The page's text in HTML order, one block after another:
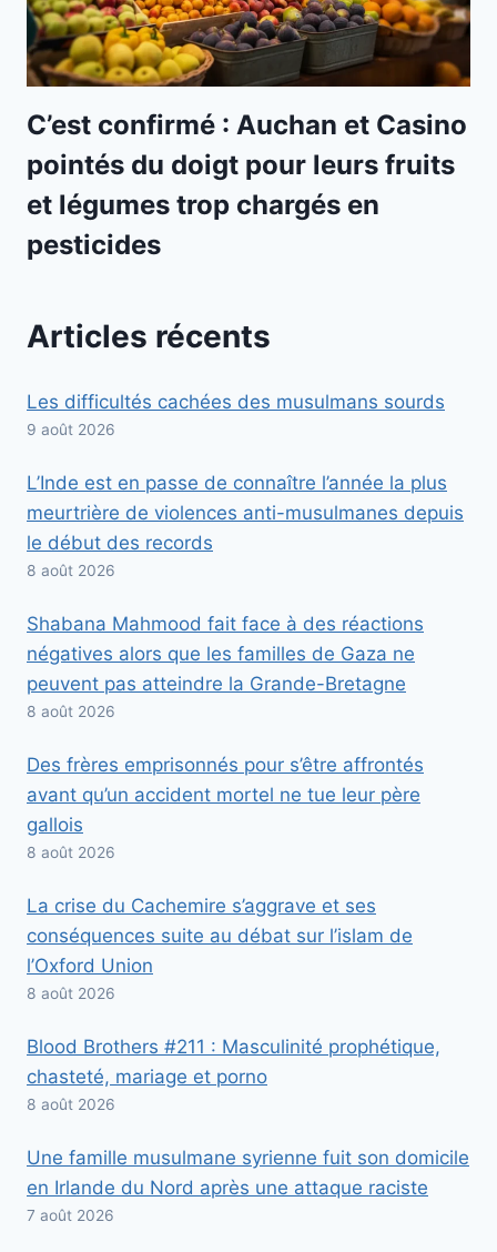
C’est confirmé : Auchan et Casino
pointés du doigt pour leurs fruits
et légumes trop chargés en
pesticides
Articles récents
Les difficultés cachées des musulmans sourds
9 août 2026
L’Inde est en passe de connaître l’année la plus
meurtrière de violences anti-musulmanes depuis
le début des records
8 août 2026
Shabana Mahmood fait face à des réactions
négatives alors que les familles de Gaza ne
peuvent pas atteindre la Grande-Bretagne
8 août 2026
Des frères emprisonnés pour s’être affrontés
avant qu’un accident mortel ne tue leur père
gallois
8 août 2026
La crise du Cachemire s’aggrave et ses
conséquences suite au débat sur l’islam de
l’Oxford Union
8 août 2026
Blood Brothers #211 : Masculinité prophétique,
chasteté, mariage et porno
8 août 2026
Une famille musulmane syrienne fuit son domicile
en Irlande du Nord après une attaque raciste
7 août 2026